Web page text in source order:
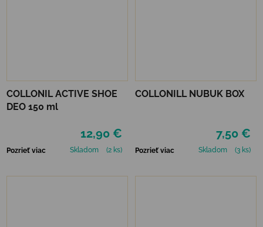
COLLONIL ACTIVE SHOE
DEO 150 ml
12,90 €
Pozrieť viac Skladom (2 ks)
COLLONILL NUBUK BOX
7,50 €
Pozrieť viac Skladom (3 ks)